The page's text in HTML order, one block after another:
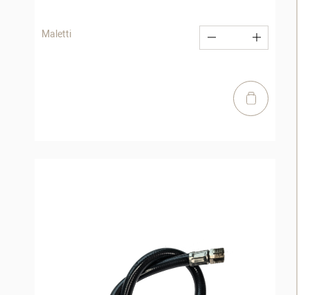
Maletti